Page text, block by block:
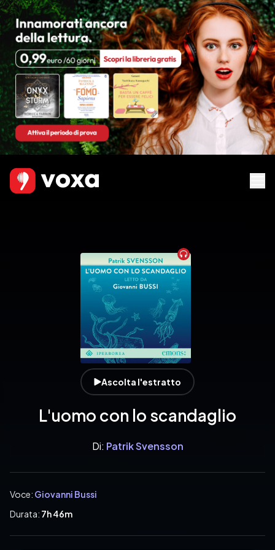
Audiobook
Ascolta l'estratto
L'uomo con lo scandaglio
Di: Patrik Svensson
Voce: Giovanni Bussi
Durata: 7h 46m